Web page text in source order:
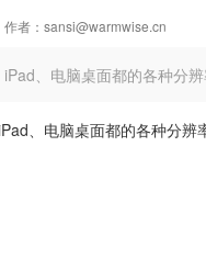
作者： sansi@warmwise.cn
、电脑桌面都的各种分
、电脑桌面都的各种分辨